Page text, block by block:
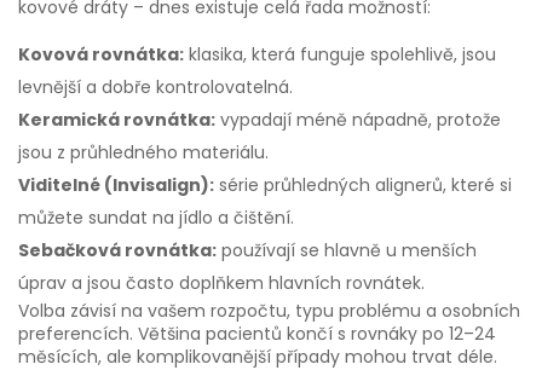
kovové dráty – dnes existuje celá řada možností:
Kovová rovnátka: klasika, která funguje spolehlivě, jsou
levnější a dobře kontrolovatelná.
Keramická rovnátka: vypadají méně nápadně, protože
jsou z průhledného materiálu.
Viditelné (Invisalign): série průhledných alignerů, které si
můžete sundat na jídlo a čištění.
Sebačková rovnátka: používají se hlavně u menších
úprav a jsou často doplňkem hlavních rovnátek.
Volba závisí na vašem rozpočtu, typu problému a osobních
preferencích. Většina pacientů končí s rovnáky po 12–24
měsících, ale komplikovanější případy mohou trvat déle.